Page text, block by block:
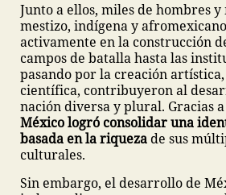
Junto a ellos, miles de hombres
mestizo, indígena y
activamente en la construcción
campos de batalla hasta las
pasando por la creación
científica, contribuyeron al
nación diversa y plural. Gracias a
México logró consolidar una
basada en la riquezade sus
culturales.
Sin embargo, el desarrollo de